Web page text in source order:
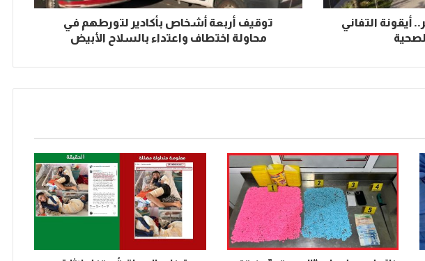
أيقونة التفاني
توقيف أربعة أشخاص بأكادير لتورطهم في
محاولة اختطاف واعتداء بالسلاح الأبيض